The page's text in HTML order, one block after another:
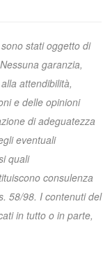
stati oggetto di
garanzia,
attendibilità,
e delle opinioni
di adeguatezza
eventuali
quali
consulenza
58/98. I contenuti del
in tutto o in parte,